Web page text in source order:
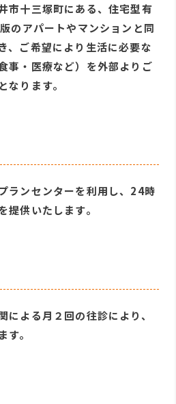
市十三塚町にある、住宅型有
のアパートやマンションと同
、ご希望により生活に必要な
事・医療など）を外部よりご
なります。
ランセンターを利用し、24時
提供いたします。
による月２回の往診により、
。